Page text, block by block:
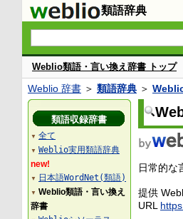
類語辞典
Weblio類語・言い換え辞書 トップ
Weblio 辞書 ＞ 類語辞典 ＞
日常的な
提供
URL
類語収録辞書
▼ 全て
▼ Weblio実用類語辞典
new!
▼ 日本語WordNet(類語)
▼ Weblio類語・言い換え
辞書